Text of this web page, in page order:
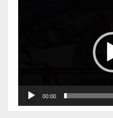
00:00